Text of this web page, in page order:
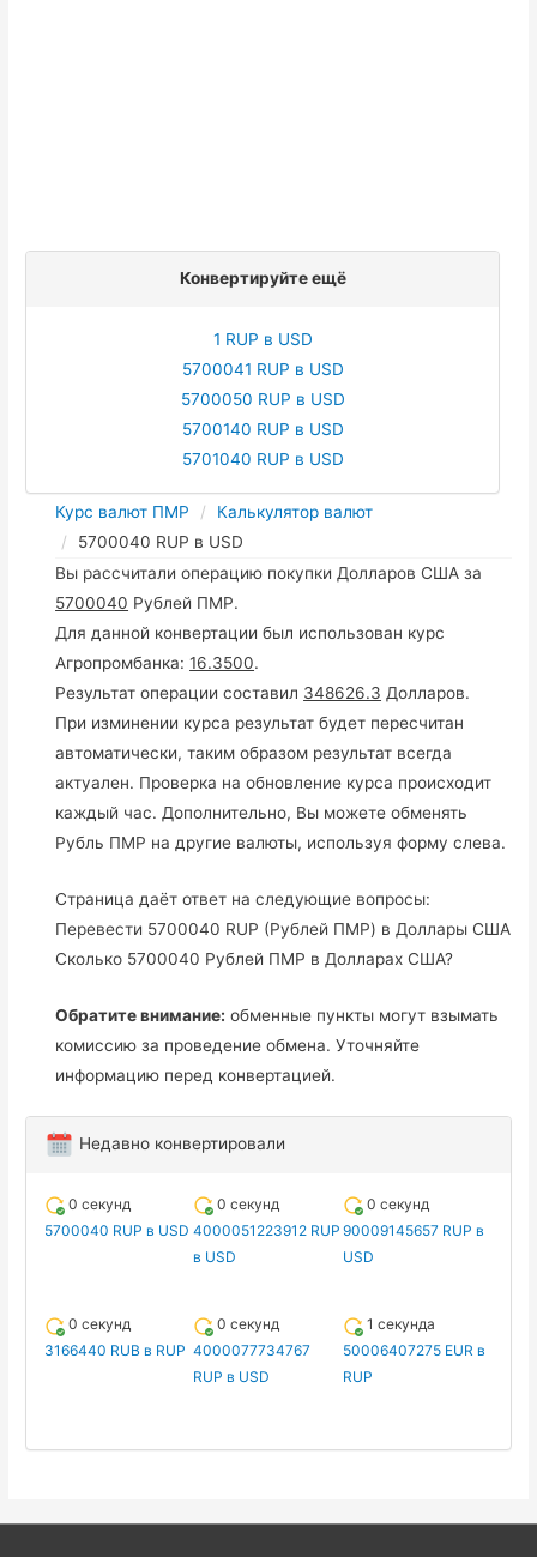
Конвертируйте ещё
1 RUP в USD
5700041 RUP в USD
5700050 RUP в USD
5700140 RUP в USD
5701040 RUP в USD
Курс валют ПМР
Калькулятор валют
5700040 RUP в USD
Вы рассчитали операцию покупки Долларов США за
5700040 Рублей ПМР.
Для данной конвертации был использован курс
Агропромбанка:16.3500.
Результат операции составил 348626.3 Долларов.
При изминении курса результат будет пересчитан
автоматически, таким образом результат всегда
актуален. Проверка на обновление курса происходит
каждый час. Дополнительно, Вы можете обменять
Рубль ПМР на другие валюты, используя форму слева.
Страница даёт ответ на следующие вопросы:
Перевести 5700040 RUP (Рублей ПМР) в Доллары США
Сколько 5700040 Рублей ПМР в Долларах США?
Обратите внимание: обменные пункты могут взымать
комиссию за проведение обмена. Уточняйте
информацию перед конвертацией.
Недавно конвертировали
0 секунд
5700040 RUP в USD
0 секунд
4000051223912 RUP
в USD
0 секунд
90009145657 RUP в
USD
0 секунд
3166440 RUB в RUP
0 секунд
4000077734767
RUP в USD
1 секунда
50006407275 EUR в
RUP